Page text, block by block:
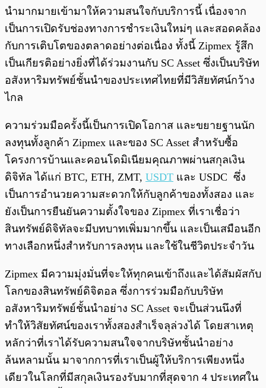
นำมากมายเข้ามาให้ความสนใจกับบริการนี้ เนื่องจาก
เป็นการเปิดรับช่องทางการชำระเงินใหม่ๆ และสอดคล้อง
กับการเติบโตของตลาดอย่างต่อเนื่อง ทั้งนี้ Zipmex รู้สึก
เป็นเกียรติอย่างยิ่งที่ได้ร่วมงานกับ SC Asset ซึ่งเป็นบริษัท
อสังหาริมทรัพย์ชั้นนำของประเทศไทยที่มีวิสัยทัศน์กว้าง
ไกล
ความร่วมมือครั้งนี้เป็นการเปิดโอกาส และขยายฐานนัก
ลงทุนทั้งลูกค้า Zipmex และของ SC Asset สำหรับซื้อ
โครงการบ้านและคอนโดมิเนียมคุณภาพผ่านสกุลเงิน
ดิจิทัล ได้แก่ BTC, ETH, ZMT, USDT และ USDC ซึ่ง
เป็นการอำนวยความสะดวกให้กับลูกค้าของทั้งสอง และ
ยังเป็นการยืนยันความตั้งใจของ Zipmex ที่เราเชื่อว่า
สินทรัพย์ดิจิทัลจะมีบทบาทเพิ่มมากขึ้น และเป็นเสมือนอีก
ทางเลือกหนึ่งสำหรับการลงทุน และใช้ในชีวิตประจำวัน
Zipmex มีความมุ่งมั่นที่จะให้ทุกคนเข้าถึงและได้สัมผัสกับ
โลกของสินทรัพย์ดิจิตอล ซึ่งการร่วมมือกับบริษัท
อสังหาริมทรัพย์ชั้นนำอย่าง SC Asset จะเป็นส่วนนึงที่
ทำให้วิสัยทัศน์ของเราทั้งสองสำเร็จลุล่วงได้ โดยสาเหตุ
หลักว่าที่เราได้รับความสนใจจากบริษัทชั้นนำอย่าง
ล้นหลามนั้น มาจากการที่เราเป็นผู้ให้บริการเพียงหนึ่ง
เดียวในโลกที่มีสกุลเงินรองรับมากที่สุดจาก 4 ประเทศใน